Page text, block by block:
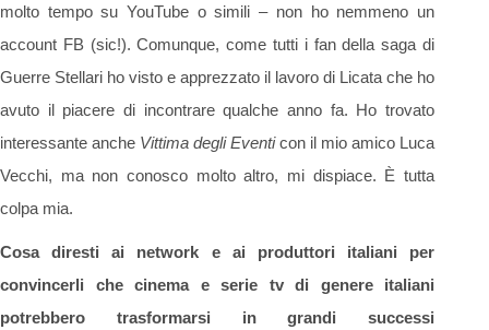
molto tempo su YouTube o simili – non ho nemmeno un
account FB (sic!). Comunque, come tutti i fan della saga di
Guerre Stellari ho visto e apprezzato il lavoro di Licata che ho
avuto il piacere di incontrare qualche anno fa. Ho trovato
interessante anche Vittima degli Eventicon il mio amico Luca
Vecchi, ma non conosco molto altro, mi dispiace. È tutta
colpa mia.
Cosa diresti ai network e ai produttori italiani per
convincerli che cinema e serie tv di genere italiani
potrebbero trasformarsi in grandi successi